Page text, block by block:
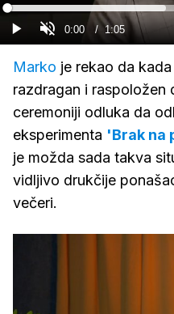
GledajUpali
zvuk
Current
Time
0:00 / Duration
1:05
Loaded:
45.83%
Marko je rekao da
razdragan i raspoložen
ceremoniji odluka da
eksperimenta 'Brak na
je možda sada takva
vidljivo drukčije
večeri.